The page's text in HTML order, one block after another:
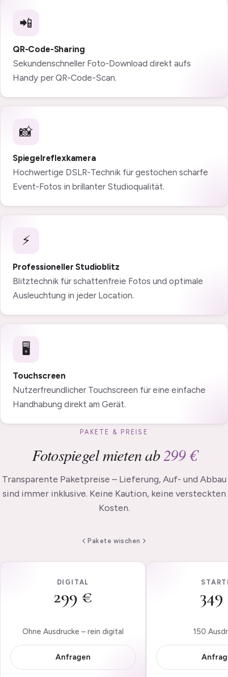
📲
QR-Code-Sharing
Sekundenschneller Foto-Download direkt aufs
Handy per QR-Code-Scan.
📸
Spiegelreflexkamera
Hochwertige DSLR-Technik für gestochen scharfe
Event-Fotos in brillanter Studioqualität.
⚡
Professioneller Studioblitz
Blitztechnik für schattenfreie Fotos und optimale
Ausleuchtung in jeder Location.
🖥️
Touchscreen
Nutzerfreundlicher Touchscreen für eine einfache
Handhabung direkt am Gerät.
PAKETE & PREISE
Fotospiegel mieten ab299 €
Transparente Paketpreise – Lieferung, Auf- und Abbau
sind immer inklusive. Keine Kaution, keine versteckten
Kosten.
Pakete wischen
DIGITAL
299 €
Ohne Ausdrucke – rein digital
Anfragen
150